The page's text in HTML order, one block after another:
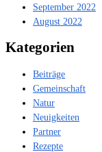
September 2022
August 2022
Kategorien
Beiträge
Gemeinschaft
Natur
Neuigkeiten
Partner
Rezepte